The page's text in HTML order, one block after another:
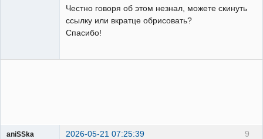
Честно говоря об этом незнал, можете скинуть
ссылку или вкратце обрисовать?
Спасибо!
9
aniSSka 2026-05-21 07:25:39